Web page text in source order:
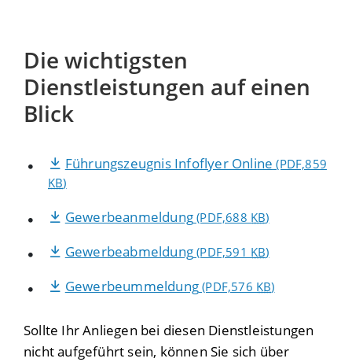
Die wichtigsten
Dienstleistungen auf einen
Blick
Führungszeugnis Infoflyer Online (PDF,859
KB)
Gewerbeanmeldung(PDF,688 KB)
Gewerbeabmeldung(PDF,591 KB)
Gewerbeummeldung(PDF,576 KB)
Sollte Ihr Anliegen bei diesen Dienstleistungen
nicht aufgeführt sein, können Sie sich über